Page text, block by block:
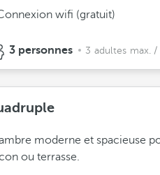
wifi (gratuit)
3 personnes 3 adultes max. /
moderne et spacieuse
ou terrasse.